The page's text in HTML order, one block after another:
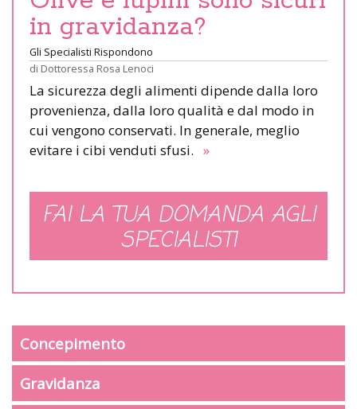
in gravidanza?
Gli Specialisti Rispondono
di Dottoressa Rosa Lenoci
La sicurezza degli alimenti dipende dalla loro
provenienza, dalla loro qualità e dal modo in
cui vengono conservati. In generale, meglio
evitare i cibi venduti sfusi. »
FAI LA TUA DOMANDA AGLI
SPECIALISTI
Concepimento
Gravidanza